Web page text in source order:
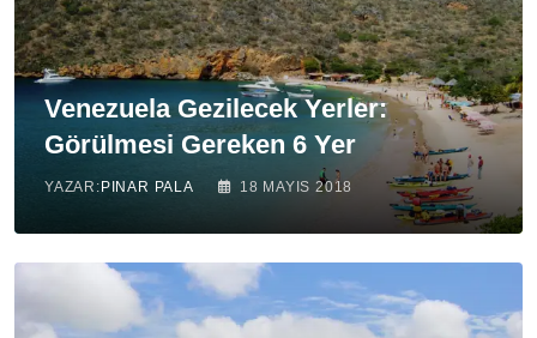
Venezuela Gezilecek Yerler:
Görülmesi Gereken 6 Yer
YAZAR: PINAR PALA 18 MAYIS 2018